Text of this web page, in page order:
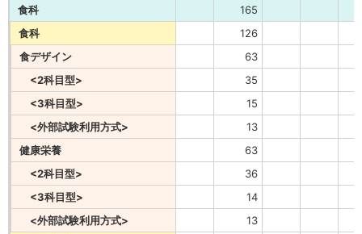
食科
165
食科
126
食デザイン
63
<2科目型>
35
<3科目型>
15
<外部試験利用方式>
13
健康栄養
63
<2科目型>
36
<3科目型>
14
<外部試験利用方式>
13